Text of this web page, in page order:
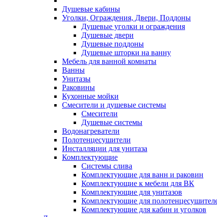
Душевые кабины
Уголки, Ограждения, Двери, Поддоны
Душевые уголки и ограждения
Душевые двери
Душевые поддоны
Душевые шторки на ванну
Мебель для ванной комнаты
Ванны
Унитазы
Раковины
Кухонные мойки
Смесители и душевые системы
Смесители
Душевые системы
Водонагреватели
Полотенцесушители
Инсталляции для унитаза
Комплектующие
Системы слива
Комплектующие для ванн и раковин
Комплектующие к мебели для ВК
Комплектующие для унитазов
Комплектующие для
Комплектующие для кабин и уголков